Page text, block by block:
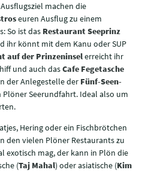
machen die
euren Ausflug zu einem
So ist das Restaurant Seeprinz
ihr könnt mit dem Kanu oder SUP
auf der Prinzeninselerreicht ihr
und auch dasCafe Fegetasche
der Anlegestelle der Fünf-Seen-
Plöner Seerundfahrt. Ideal also um
Hering oder ein Fischbrötchen
den vielen Plöner Restaurants zu
exotisch mag, der kann in Plön die
(Taj Mahal) oder asiatische (Kim